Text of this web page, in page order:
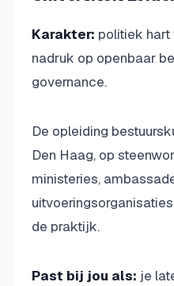
Karakter: politiek hart
nadruk op openbaar
governance.
De opleiding
Den Haag, op
ministeries,
de praktijk.
Past bij jou als: je